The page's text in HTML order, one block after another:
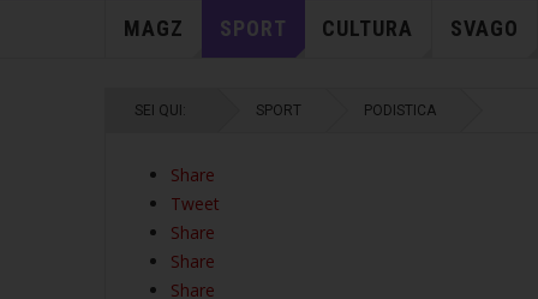
MAGZ SPORT CULTURA SVAGO
SEI QUI: SPORT PODISTICA
Share
Tweet
Share
Share
Share